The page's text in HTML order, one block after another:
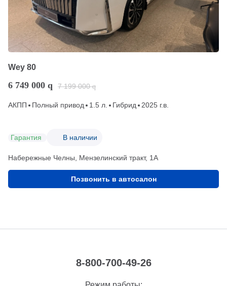
Wey 80
6 749 000 q 7 199 000 q
АКПП Полный привод 1.5 л. Гибрид 2025 г.в.
Гарантия В наличии
Набережные Челны, Мензелинский тракт, 1А
Позвонить в автосалон
8-800-700-49-26